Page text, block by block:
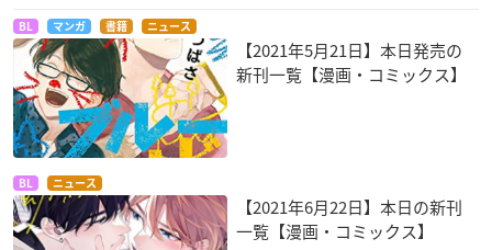
BL マンガ 書籍 ニュース
【2021年5月21日】本日発売の
新刊一覧【漫画・コミックス】
BL ニュース
【2021年6月22日】本日の新刊
一覧【漫画・コミックス】